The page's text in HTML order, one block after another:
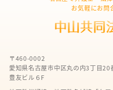
お気軽にお問
〒460-0002
愛知県名古屋市中区丸の内3丁目20
豊友ビル６F